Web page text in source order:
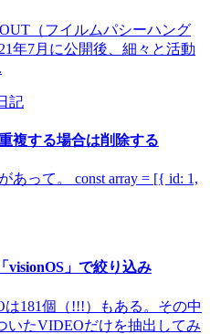
（フイルムパシーハング
年7月に公開後、細々と活動
記
複する場合は削除する
あって。 const array = [{ id: 1,
visionOS」で絞り込み
181個（!!!）もある。その中
いたVIDEOだけを抽出してみ